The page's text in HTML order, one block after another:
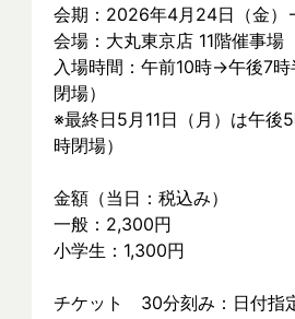
会期：2026年4月24日（金）
会場：大丸東京店 11階催事場
入場時間：午前10時→午後7
閉場）
※最終日5月11日（月）は午後
時閉場）
金額（当日：税込み）
一般：2,300円
小学生：1,300円
チケット　30分刻み：日付指